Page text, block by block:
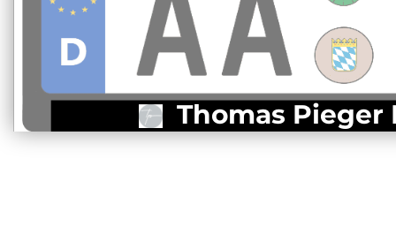
Thomas Pieger